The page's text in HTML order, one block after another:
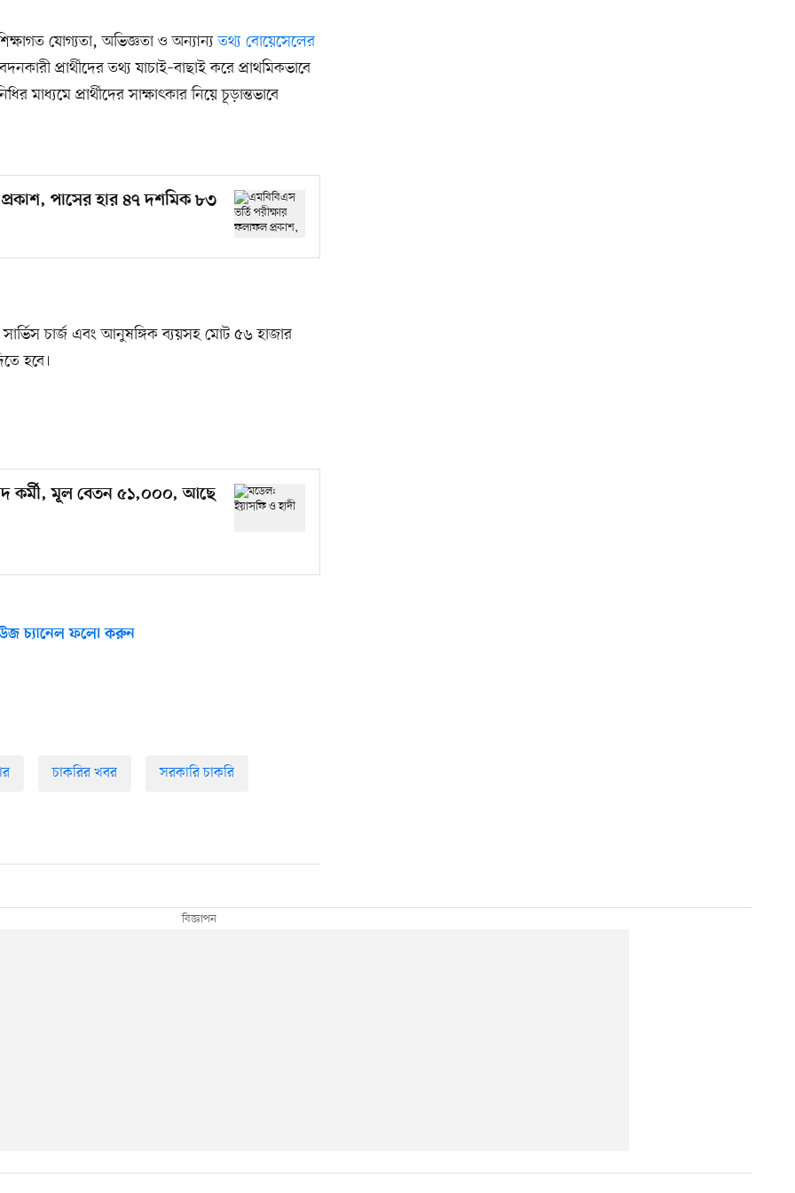
শিক্ষাগত যোগ্যতা, অভিজ্ঞতা ও অন্যান্যতথ্য বোয়েসেলের
প্রার্থীদের তথ্য যাচাই–বাছাই করে প্রাথমিকভাবে
মাধ্যমে প্রার্থীদের সাক্ষাৎকার নিয়ে চূড়ান্তভাবে
পাসের হার ৪৭ দশমিক ৮৩
সার্ভিস চার্জ এবং আনুষঙ্গিক ব্যয়সহ মোট ৫৬ হাজার
হবে।
কর্মী, মূল বেতন ৫১,০০০, আছে
চ্যানেল ফলো করুন
চাকরির খবর সরকারি চাকরি